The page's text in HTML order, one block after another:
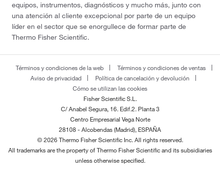
equipos, instrumentos, diagnósticos y mucho más, junto con
una atención al cliente excepcional por parte de un equipo
líder en el sector que se enorgullece de formar parte de
Thermo Fisher Scientific.
Términos y condiciones de la web
Términos y condiciones de ventas
Aviso de privacidad
Política de cancelación y devolución
Cómo se utilizan las cookies
Fisher Scientific S.L.
C/ Anabel Segura, 16. Edif.2. Planta 3
Centro Empresarial Vega Norte
28108 - Alcobendas (Madrid), ESPAÑA
© 2026 Thermo Fisher Scientific Inc. All rights reserved.
All trademarks are the property of Thermo Fisher Scientific and its subsidiaries
unless otherwise specified.